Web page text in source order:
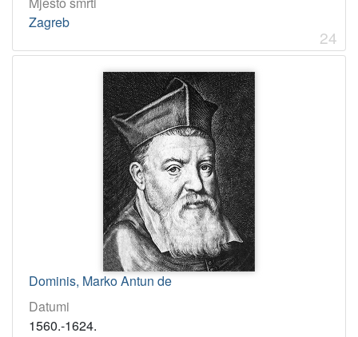
Zagreb
24
Dominis, Marko Antun de
Datumi
1560.-1624.